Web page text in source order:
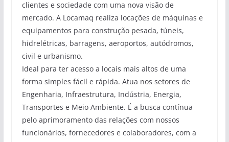
clientes e sociedade com uma nova visão de
mercado. A Locamaq realiza locações de máquinas e
equipamentos para construção pesada, túneis,
hidrelétricas, barragens, aeroportos, autódromos,
civil e urbanismo.
Ideal para ter acesso a locais mais altos de uma
forma simples fácil e rápida. Atua nos setores de
Engenharia, Infraestrutura, Indústria, Energia,
Transportes e Meio Ambiente. É a busca contínua
pelo aprimoramento das relações com nossos
funcionários, fornecedores e colaboradores, com a